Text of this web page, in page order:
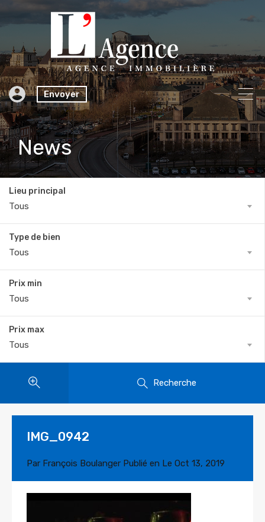
Envoyer
News
Lieu principal
Tous
Type de bien
Tous
Prix min
Tous
Prix max
Tous
Recherche
IMG_0942
Par François Boulanger Publié en Le Oct 13, 2019